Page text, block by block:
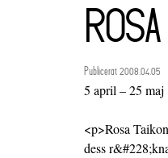
Publicerat 2008.04.05
5 april – 25 maj
<p>Rosa
dess